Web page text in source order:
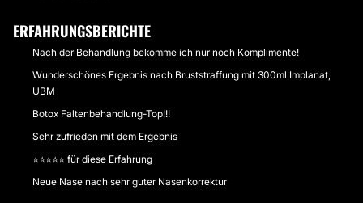
ERFAHRUNGSBERICHTE
Nach der Behandlung bekomme ich nur noch Komplimente!
Wunderschönes Ergebnis nach Bruststraffung mit 300ml Implanat,
UBM
Botox Faltenbehandlung-Top!!!
Sehr zufrieden mit dem Ergebnis
⭐️⭐️⭐️⭐️⭐️ für diese Erfahrung
Neue Nase nach sehr guter Nasenkorrektur